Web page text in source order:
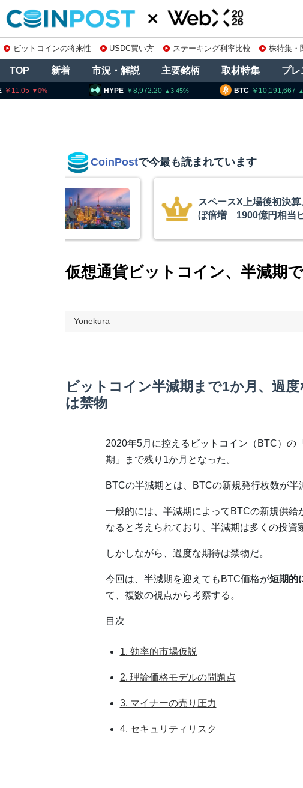
ビットコインの将来性 USDC買い方 ステーキング利率比較 株特集・
TOP 新着 市況・解説 主要銘柄 取材特集 プレ
BTC 10,191,667 0.93 ETH
HYPE 3.45
CoinPostで今最も読まれています
「仮にクラリティー法
想通貨は前進」＝ビット
仮想通貨ビットコイン、半減期
Yonekura
ビットコイン半減期まで1か月、過度
は禁物
2020年5月に控えるビットコイン（BTC）の
期」まで残り1か月となった。
BTCの半減期とは、BTCの新規発行枚数が半
一般的には、半減期によってBTCの新規供給
なると考えられており、半減期は多くの投資
しかしながら、過度な期待は禁物だ。
今回は、半減期を迎えてもBTC価格が短期的
て、複数の視点から考察する。
目次
1. 効率的市場仮説
2. 理論価格モデルの問題点
3. マイナーの売り圧力
4. セキュリティリスク